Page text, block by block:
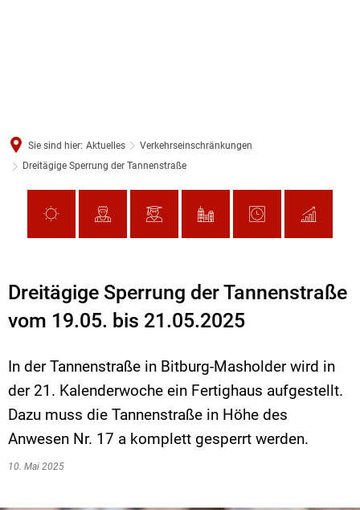
Sie sind hier: Aktuelles
Verkehrseinschränkungen
Dreitägige Sperrung der Tannenstraße
Dreitägige Sperrung der Tannenstraße
vom 19.05. bis 21.05.2025
In der Tannenstraße in Bitburg-Masholder wird in
der 21. Kalenderwoche ein Fertighaus aufgestellt.
Dazu muss die Tannenstraße in Höhe des
Anwesen Nr. 17 a komplett gesperrt werden.
10. Mai 2025